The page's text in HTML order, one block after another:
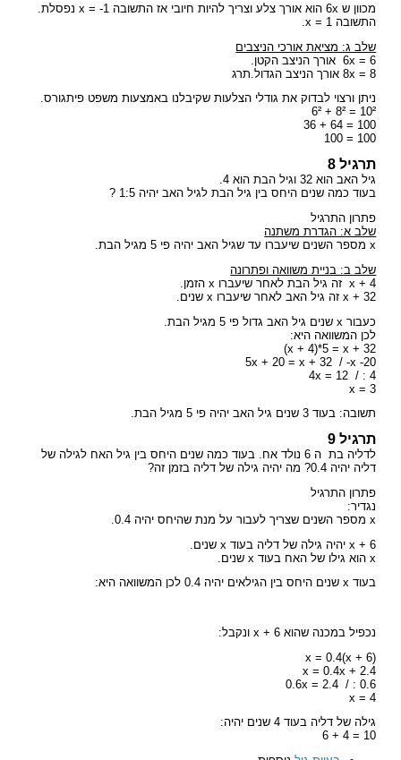
מכוון ש 6x הוא אורך צלע וצריך להיות חיובי אז התשובה x = -1 נפסלת.
התשובה x = 1.
שלב ג: מציאת אורכי הניצבים
6x = 6 אורך הניצב הקטן.
8x = 8 אורך הניצב הגדול.תרג
ניתן ורצוי לבדוק את גודלי הצלעות שקיבלנו באמצעות משפט פיתגורס.
10² = 8² + 6²
100 = 64 + 36
100 = 100
תרגיל 8
גיל האב הוא 32 וגיל הבת הוא 4.
בעוד כמה שנים היחס בין גיל הבת לגיל האב יהיה 1:5 ?
פתרון התרגיל
שלב א: הגדרת משתנה
x מספר השנים שיעברו עד שגיל האב יהיה פי 5 מגיל הבת.
שלב ב: בניית משוואה ופתרונה
x + 4 זה גיל הבת לאחר שיעברו x הזמן.
x + 32 זה גיל האב לאחר שיעברו x שנים.
כעבור x שנים גיל האב גדול פי 5 מגיל הבת.
לכן המשוואה היא:
x + 4)*5 = x + 32)
5x + 20 = x + 32 / -x -20
4x = 12 / : 4
x = 3
תשובה: בעוד 3 שנים גיל האב יהיה פי 5 מגיל הבת.
תרגיל 9
לדליה בת ה 6 נולד אח. בעוד כמה שנים היחס בין גיל האח לגילה של
דליה יהיה 0.4? מה יהיה גילה של דליה בזמן זה?
פתרון התרגיל
נגדיר:
x מספר השנים שצריך לעבור על מנת שהיחס יהיה 0.4.
x + 6 יהיה גילה של דליה בעוד x שנים.
x הוא גילו של האח בעוד x שנים.
בעוד x שנים היחס בין הגילאים יהיה 0.4 לכן המשוואה היא:
נכפיל במכנה שהוא x + 6 ונקבל:
(x = 0.4(x + 6
x = 0.4x + 2.4
0.6x = 2.4 / : 0.6
x = 4
גילה של דליה בעוד 4 שנים יהיה:
10 = 4 + 6